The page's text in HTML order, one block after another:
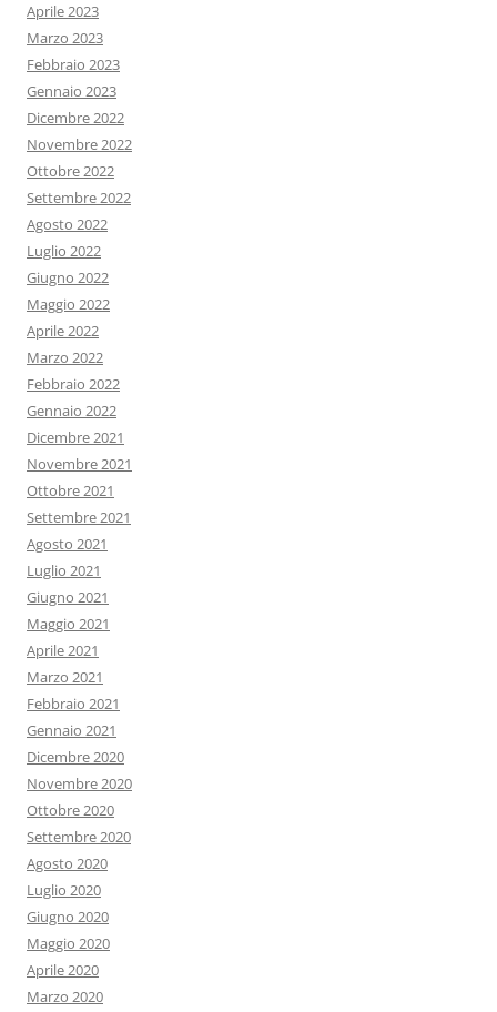
Aprile 2023
Marzo 2023
Febbraio 2023
Gennaio 2023
Dicembre 2022
Novembre 2022
Ottobre 2022
Settembre 2022
Agosto 2022
Luglio 2022
Giugno 2022
Maggio 2022
Aprile 2022
Marzo 2022
Febbraio 2022
Gennaio 2022
Dicembre 2021
Novembre 2021
Ottobre 2021
Settembre 2021
Agosto 2021
Luglio 2021
Giugno 2021
Maggio 2021
Aprile 2021
Marzo 2021
Febbraio 2021
Gennaio 2021
Dicembre 2020
Novembre 2020
Ottobre 2020
Settembre 2020
Agosto 2020
Luglio 2020
Giugno 2020
Maggio 2020
Aprile 2020
Marzo 2020